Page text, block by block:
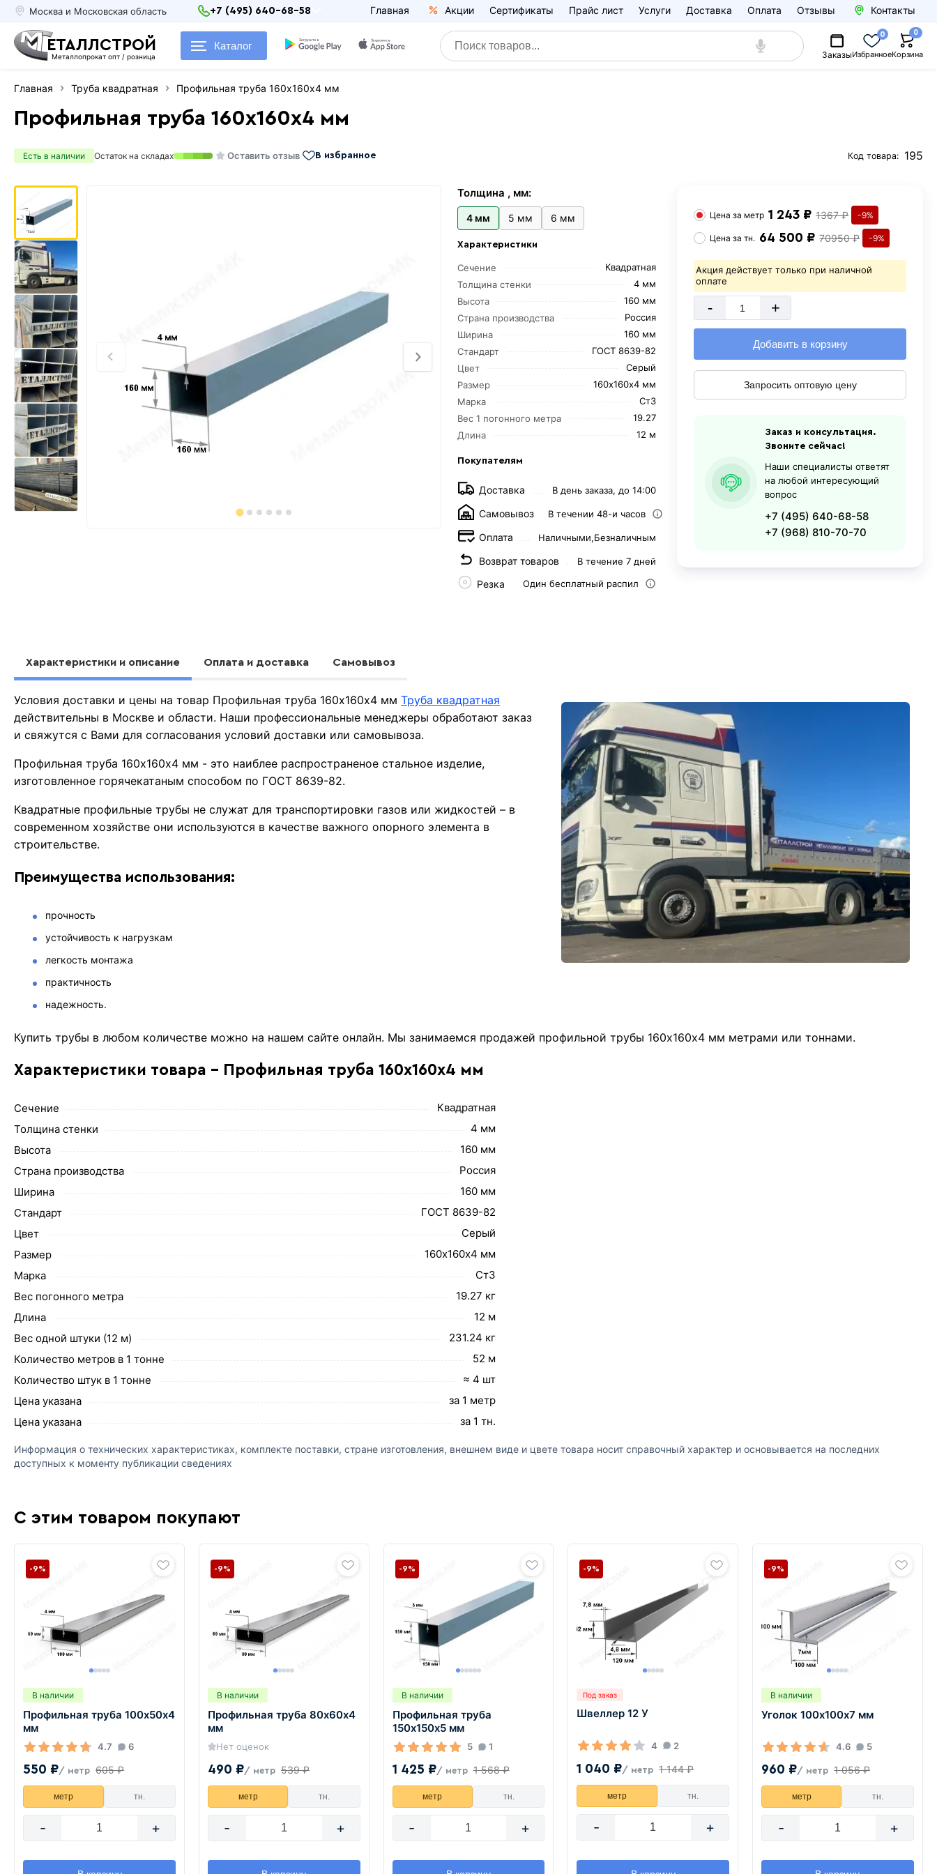
Москва и Московская область +7 (495) 640-68-58 Главная Акции Сертификаты Прайс лист Услуги Доставка Оплата Отзывы Контакты
ЕТАЛЛСТРОЙ
Металлопрокат опт / розница
Каталог
ЗаказыИзбранное
0
Корзина
0
Главная Труба квадратная Профильная труба 160х160х4 мм
Профильная труба 160х160х4 мм
Есть в наличии Остаток на складах Оставить отзыв В избранное Код товара: 195
Толщина , мм:
4 мм 5 мм 6 мм
Характеристики
Сечение
Квадратная
Толщина стенки
4 мм
Высота
160 мм
Страна производства
Россия
Ширина
160 мм
Стандарт
ГОСТ 8639-82
Цвет
Серый
Размер
160х160х4 мм
Марка
Ст3
Вес 1 погонного метра
19.27
Длина
12 м
Покупателям
Доставка В день заказа, до 14:00
Самовывоз В течении 48-и часов
Оплата Наличными,Безналичным
Возврат товаров В течение 7 дней
Резка Один бесплатный распил
Цена за метр 1 243 ₽ 1367 ₽ -9%
Цена затн. 64 500 ₽ 70950 ₽ -9%
Акция действует только при наличной
оплате
- +
Добавить в корзину
Запросить оптовую цену
Заказ и консультация.
Звоните сейчас!
Наши специалисты ответят
на любой интересующий
вопрос
+7 (495) 640-68-58
+7 (968) 810-70-70
Характеристики и описание Оплата и доставка Самовывоз
Условия доставки и цены на товар Профильная труба 160х160х4 ммТруба квадратная
действительны в Москве и области. Наши профессиональные менеджеры обработают заказ
и свяжутся с Вами для согласования условий доставки или самовывоза.
Профильная труба 160х160х4 мм - это наиблее распространеное стальное изделие,
изготовленное горячекатаным способом по ГОСТ 8639-82.
Квадратные профильные трубы не служат для транспортировки газов или жидкостей – в
современном хозяйстве они используются в качестве важного опорного элемента в
строительстве.
Преимущества использования:
прочность
устойчивость к нагрузкам
легкость монтажа
практичность
надежность.
Купить трубы в любом количестве можно на нашем сайте онлайн. Мы занимаемся продажей профильной трубы 160х160х4 мм метрами или тоннами.
Характеристики товара - Профильная труба 160х160х4 мм
Сечение
Квадратная
Толщина стенки
4 мм
Высота
160 мм
Страна производства
Россия
Ширина
160 мм
Стандарт
ГОСТ 8639-82
Цвет
Серый
Размер
160х160х4 мм
Марка
Ст3
Вес погонного метра
19.27 кг
Длина
12 м
Вес одной штуки (12 м)
231.24 кг
Количество метров в 1 тонне
52 м
Количество штук в 1 тонне
≈ 4 шт
Цена указана
за 1 метр
Цена указана
за 1 тн.
Информация о технических характеристиках, комплекте поставки, стране изготовления, внешнем виде и цвете товара носит справочный характер и основывается на последних
доступных к моменту публикации сведениях
С этим товаром покупают
В наличии
Профильная труба 100х50х4
мм
4.7 6
550 ₽/ метр 605 ₽
-9%
метр тн.
- +
В наличии
Профильная труба 80х60х4
мм
Нет оценок
490 ₽/ метр 539 ₽
-9%
метр тн.
- +
В наличии
Профильная труба
150х150х5 мм
5 1
1 425 ₽/ метр 1 568 ₽
-9%
метр тн.
- +
Под заказ
Швеллер 12 У
4 2
1 040 ₽/ метр 1 144 ₽
-9%
метр тн.
- +
В наличии
Уголок 100х100х7 мм
4.6 5
960 ₽/ метр 1 056 ₽
-9%
метр тн.
- +